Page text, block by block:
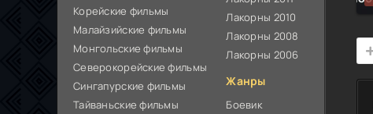
Корейские фильмы
Малайзийские фильмы
Монгольские фильмы
Северокорейские фильмы
Сингапурские фильмы
Тайваньские фильмы
Лакорны 2010
Лакорны 2008
Лакорны 2006
Жанры
Боевик